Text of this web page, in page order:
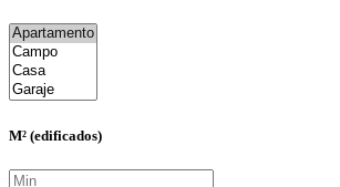
M² (edificados)